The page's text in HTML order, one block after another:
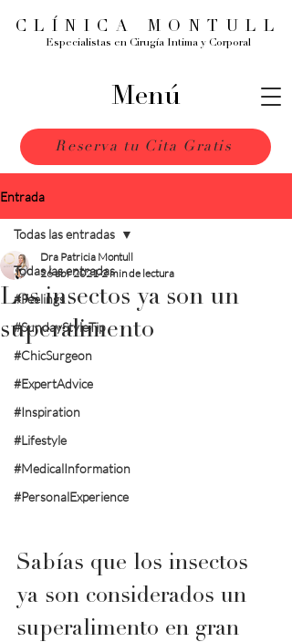
Reserva tu Cita Gratis
CLÍNICA MONTULL
Especialistas en Cirugía Intima y Corporal
Menú
Entrada
Todas las entradas
#Feelings
#SundayStyleTip
#ChicSurgeon
#ExpertAdvice
#Inspiration
#Lifestyle
#MedicalInformation
#PersonalExperience
Todas las entradas
Los insectos ya son un
superalimento
Dra Patricia Montull
26 abr 2021 2 min de lectura
Sabías que los insectos
ya son considerados un
superalimento en gran